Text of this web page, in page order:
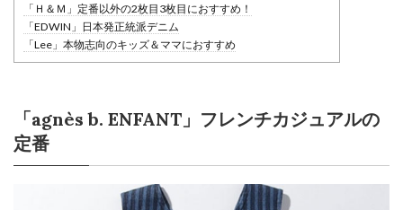
「Ｈ＆Ｍ」定番以外の2枚目3枚目におすすめ！
「EDWIN」日本発正統派デニム
「Lee」本物志向のキッズ＆ママにおすすめ
「agnès b. ENFANT」フレンチカジュアルの
定番